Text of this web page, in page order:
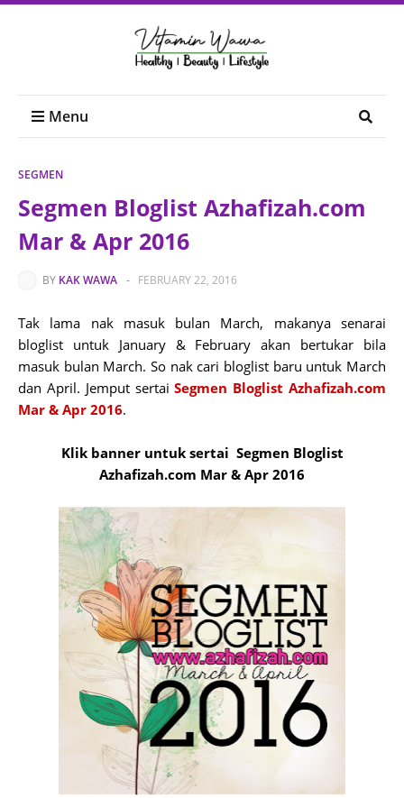
Menu
SEGMEN
Segmen Bloglist Azhafizah.com
Mar & Apr 2016
BY KAK WAWA - FEBRUARY 22, 2016
Tak lama nak masuk bulan March, makanya senarai
bloglist untuk January & February akan bertukar bila
masuk bulan March. So nak cari bloglist baru untuk March
dan April. Jemput sertaiSegmen Bloglist Azhafizah.com
Mar & Apr 2016.
Klik banner untuk sertai Segmen Bloglist
Azhafizah.com Mar & Apr 2016